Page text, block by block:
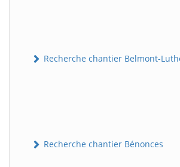
Recherche chantier Belmont-
Recherche chantier Bénonces